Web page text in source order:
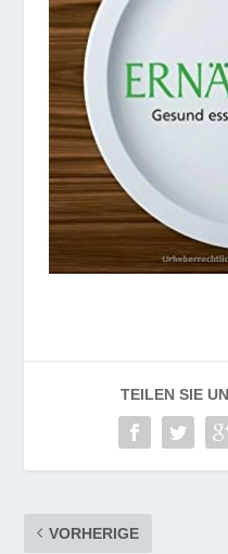
TEILEN SIE
VORHERIGE